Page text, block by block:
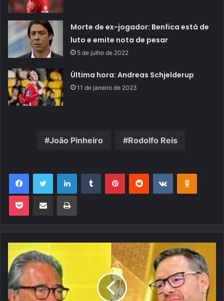
Morte de ex-jogador: Benfica está de
luto e emite nota de pesar
5 de julho de 2022
Última hora: Andreas Schjelderup
11 de janeiro de 2023
João Pinheiro Rodolfo Reis
FacebookTwitter LinkedinTumblr PinterestReddit VK OK
Pocket Compartilhar via e-mail Imprimir